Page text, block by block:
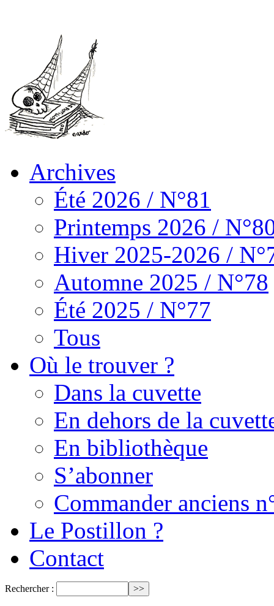
Archives
Été 2026 / N°81
Printemps 2026 /
Hiver 2025-2026 /
Automne 2025 / N°78
Été 2025 / N°77
Tous
Où le trouver ?
Dans la cuvette
En dehors de la
En bibliothèque
S’abonner
Commander anciens
Le Postillon ?
Contact
Rechercher :